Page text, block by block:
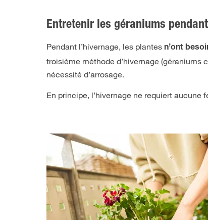
Entretenir les géraniums
Pendant l’hivernage, les plantes n’ont
troisième méthode d’hivernage
nécessité d’arrosage.
En principe, l’hivernage ne requiert aucune